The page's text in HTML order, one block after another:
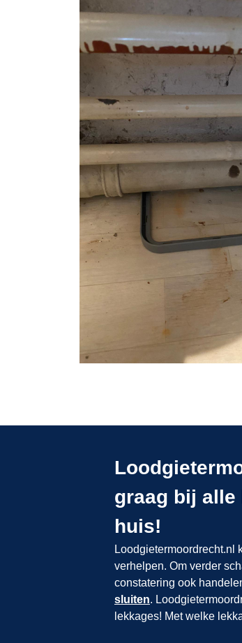
graag bij alle
huis!
Loodgietermoordrecht.nl
verhelpen. Om verder
constatering ook
sluiten.
lekkages! Met welke